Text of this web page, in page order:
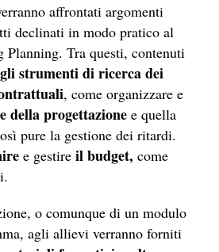
affrontati argomenti
declinati in modo pratico al
Planning. Tra questi, contenuti
gli strumenti di ricerca dei
, come organizzare e
della progettazione e quella
pure la gestione dei ritardi.
e gestire il budget, come
o comunque di un modulo
agli allievi verranno forniti